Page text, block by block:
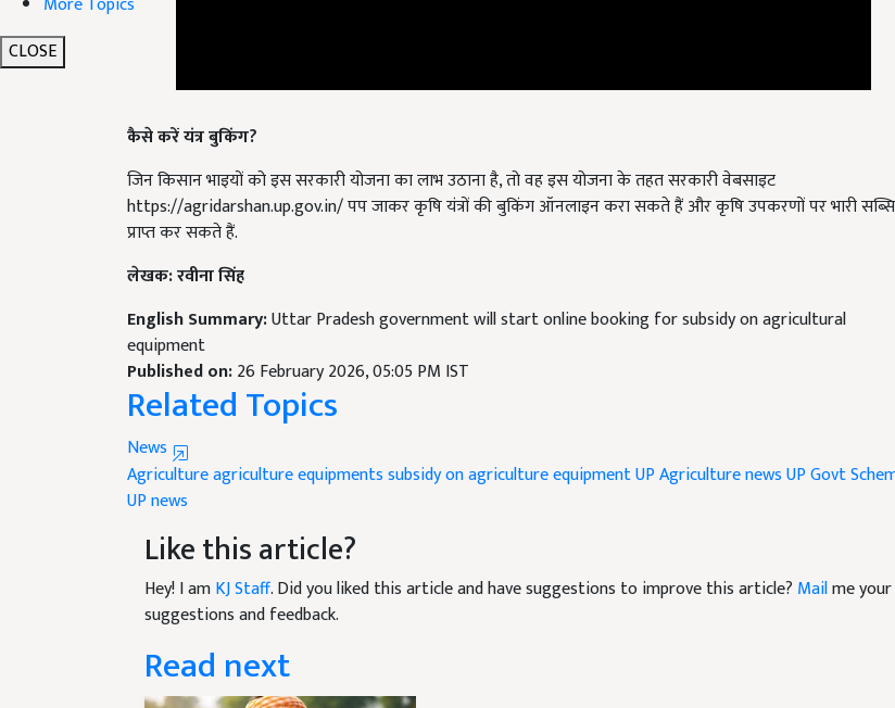
CLOSE
जिन किसान भाइयों को इस सरकारी योजना का लाभ उठाना है, तो वह इस योजना के तहत सरकारी वेबसाइट
https://agridarshan.up.gov.in/ पप जाकर कृषि यंत्रों की बुकिंग ऑनलाइन करा सकते हैं और कृषि उपकरणों पर भारी सब्सिडी
प्राप्त कर सकते हैं.
equipment
Published on:
Related Topics
News
Agriculture
UP news
Like this article?
Hey! I amKJ Staff. Did you liked this article and have suggestions to improve this article?
suggestions and feedback.
Read next